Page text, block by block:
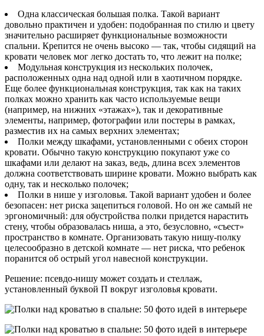
Одна классическая большая полка. Такой вариант
довольно практичен и удобен: подобранная по стилю и цвету
значительно расширяет функциональные возможности
спальни. Крепится не очень высоко — так, чтобы сидящий на
кровати человек мог легко достать то, что лежит на полке;
Модульная конструкция из нескольких полочек,
расположенных одна над одной или в хаотичном порядке.
Еще более функциональная конструкция, так как на таких
полках можно хранить как часто используемые вещи
(например, на нижних «этажах»), так и декоративные
элементы, например, фотографии или постеры в рамках,
разместив их на самых верхних элементах;
Полки между шкафами, установленными с обеих сторон
кровати. Обычно такую конструкцию покупают уже со
шкафами или делают на заказ, ведь, длина всех элементов
должна соответствовать ширине кровати. Можно выбрать как
одну, так и несколько полочек;
Полки в нише у изголовья. Такой вариант удобен и более
безопасен: нет риска зацепиться головой. Но он же самый не
эргономичный: для обустройства полки придется нарастить
стену, чтобы образовалась ниша, а это, безусловно, «съест»
пространство в комнате. Организовать такую нишу-полку
целесообразно в детской комнате — нет риска, что ребенок
поранится об острый угол навесной конструкции.
Решение: псевдо-нишу может создать и стеллаж,
установленный буквой П вокруг изголовья кровати.